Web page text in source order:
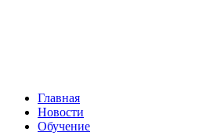
Главная
Новости
Обучение